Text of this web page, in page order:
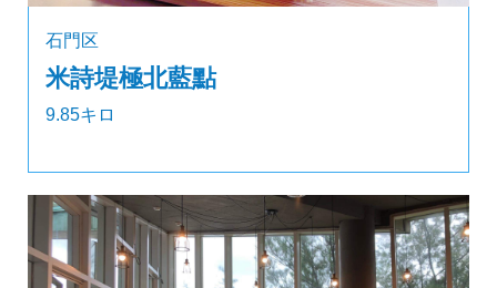
石門区
米詩堤極北藍點
9.85キロ